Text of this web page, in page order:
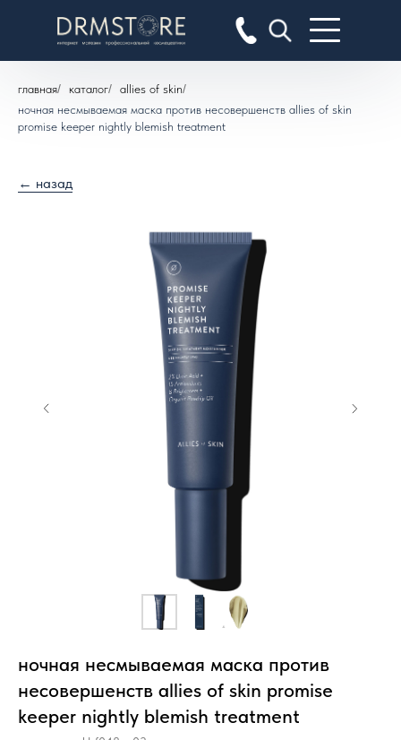
главная/ каталог/ allies of skin/
ночная несмываемая маска против несовершенств allies of skin
promise keeper nightly blemish treatment
← назад
ночная несмываемая маска против
несовершенств allies of skin promise
keeper nightly blemish treatment